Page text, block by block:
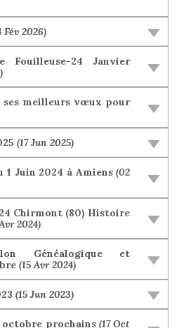
Fév 2026)
Fouilleuse-24 Janvier
ses meilleurs vœux pour
(17 Jun 2025)
1 Juin 2024 à Amiens(02
Chirmont (80) Histoire
2024)
Généalogique et
(15 Avr 2024)
(15 Jun 2023)
octobre prochains(17 Oct